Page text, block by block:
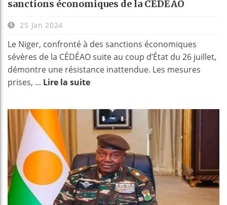
sanctions économiques de la CÉDÉAO
25 Jan 2024
Le Niger, confronté à des sanctions économiques
sévères de la CÉDÉAO suite au coup d’État du 26 juillet,
démontre une résistance inattendue. Les mesures
prises, ... Lire la suite